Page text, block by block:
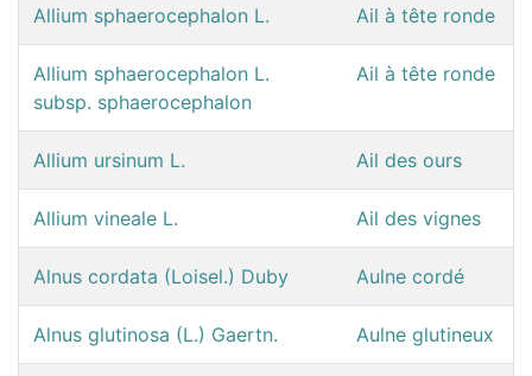
Allium sphaerocephalon L. Ail à tête ronde
Allium sphaerocephalon L.
subsp. sphaerocephalon
Ail à tête ronde
Allium ursinum L. Ail des ours
Allium vineale L. Ail des vignes
Alnus cordata (Loisel.) Duby Aulne cordé
Alnus glutinosa (L.) Gaertn. Aulne glutineux